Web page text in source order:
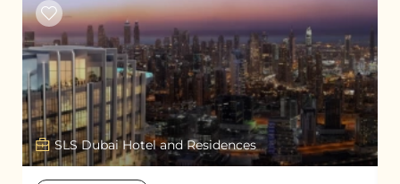
SLS Dubai Hotel and Residences